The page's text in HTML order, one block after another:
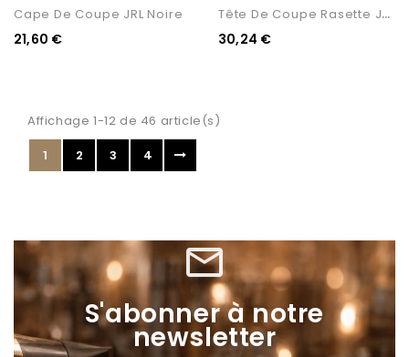
Cape De Coupe JRL Noire
21,60 €
T
Ête De Coupe Rasette JRL...
30,24 €
Affichage 1-12 de 46 article(s)
1
2 3 4
mail_outline
S'abonner à notre
newsletter